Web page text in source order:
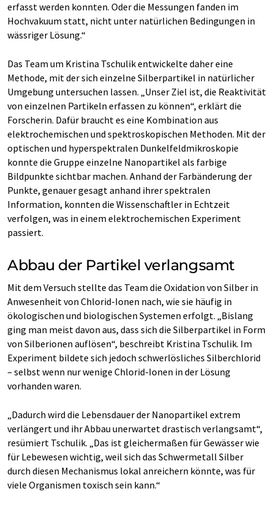
erfasst werden konnten. Oder die Messungen fanden im
Hochvakuum statt, nicht unter natürlichen Bedingungen in
wässriger Lösung.“
Das Team um Kristina Tschulik entwickelte daher eine
Methode, mit der sich einzelne Silberpartikel in natürlicher
Umgebung untersuchen lassen. „Unser Ziel ist, die Reaktivität
von einzelnen Partikeln erfassen zu können“, erklärt die
Forscherin. Dafür braucht es eine Kombination aus
elektrochemischen und spektroskopischen Methoden. Mit der
optischen und hyperspektralen Dunkelfeldmikroskopie
konnte die Gruppe einzelne Nanopartikel als farbige
Bildpunkte sichtbar machen. Anhand der Farbänderung der
Punkte, genauer gesagt anhand ihrer spektralen
Information, konnten die Wissenschaftler in Echtzeit
verfolgen, was in einem elektrochemischen Experiment
passiert.
Abbau der Partikel verlangsamt
Mit dem Versuch stellte das Team die Oxidation von Silber in
Anwesenheit von Chlorid-Ionen nach, wie sie häufig in
ökologischen und biologischen Systemen erfolgt. „Bislang
ging man meist davon aus, dass sich die Silberpartikel in Form
von Silberionen auflösen“, beschreibt Kristina Tschulik. Im
Experiment bildete sich jedoch schwerlösliches Silberchlorid
– selbst wenn nur wenige Chlorid-Ionen in der Lösung
vorhanden waren.
„Dadurch wird die Lebensdauer der Nanopartikel extrem
verlängert und ihr Abbau unerwartet drastisch verlangsamt“,
resümiert Tschulik. „Das ist gleichermaßen für Gewässer wie
für Lebewesen wichtig, weil sich das Schwermetall Silber
durch diesen Mechanismus lokal anreichern könnte, was für
viele Organismen toxisch sein kann.“